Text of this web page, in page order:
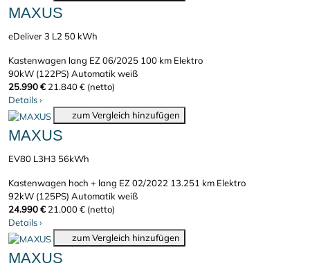
MAXUS
eDeliver 3 L2 50 kWh
Kastenwagen lang EZ 06/2025 100 km Elektro
90kW (122PS) Automatikweiß
25.990 € 21.840 € (netto)
Details›
zum Vergleich hinzufügen
MAXUS
EV80 L3H3 56kWh
Kastenwagen hoch + lang EZ 02/2022 13.251 km Elektro
92kW (125PS) Automatikweiß
24.990 € 21.000 € (netto)
Details›
zum Vergleich hinzufügen
MAXUS